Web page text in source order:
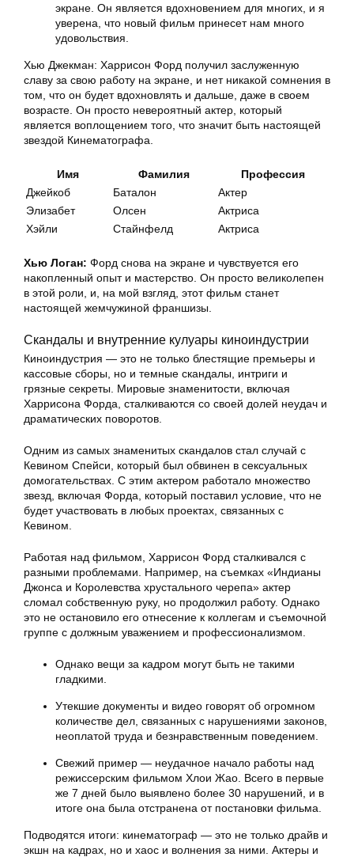
экране. Он является вдохновением для многих, и я
уверена, что новый фильм принесет нам много
удовольствия.
Хью Джекман: Харрисон Форд получил заслуженную
славу за свою работу на экране, и нет никакой сомнения в
том, что он будет вдохновлять и дальше, даже в своем
возрасте. Он просто невероятный актер, который
является воплощением того, что значит быть настоящей
звездой Кинематографа.
Имя Фамилия
Профессия
Джейкоб
Баталон
Актер
Элизабет
Олсен
Актриса
Хэйли
Стайнфелд Актриса
Хью Логан: Форд снова на экране и чувствуется его
накопленный опыт и мастерство. Он просто великолепен
в этой роли, и, на мой взгляд, этот фильм станет
настоящей жемчужиной франшизы.
Скандалы и внутренние кулуары киноиндустрии
Киноиндустрия — это не только блестящие премьеры и
кассовые сборы, но и темные скандалы, интриги и
грязные секреты. Мировые знаменитости, включая
Харрисона Форда, сталкиваются со своей долей неудач и
драматических поворотов.
Одним из самых знаменитых скандалов стал случай с
Кевином Спейси, который был обвинен в сексуальных
домогательствах. С этим актером работало множество
звезд, включая Форда, который поставил условие, что не
будет участвовать в любых проектах, связанных с
Кевином.
Работая над фильмом, Харрисон Форд сталкивался с
разными проблемами. Например, на съемках «Индианы
Джонса и Королевства хрустального черепа» актер
сломал собственную руку, но продолжил работу. Однако
это не остановило его отнесение к коллегам и съемочной
группе с должным уважением и профессионализмом.
Однако вещи за кадром могут быть не такими
гладкими.
Утекшие документы и видео говорят об огромном
количестве дел, связанных с нарушениями законов,
неоплатой труда и безнравственным поведением.
Свежий пример — неудачное начало работы над
режиссерским фильмом Хлои Жао. Всего в первые
же 7 дней было выявлено более 30 нарушений, и в
итоге она была отстранена от постановки фильма.
Подводятся итоги: кинематограф — это не только драйв и
экшн на кадрах, но и хаос и волнения за ними. Актеры и